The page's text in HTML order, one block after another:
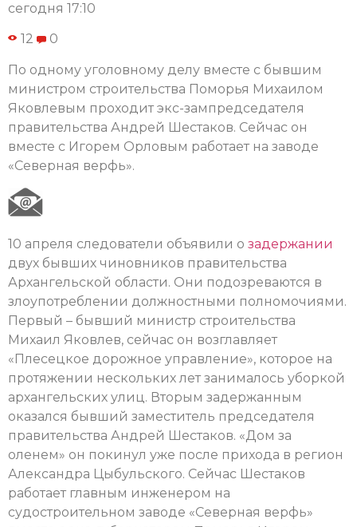
сегодня 17:10
12 0
По одному уголовному делу вместе с бывшим
министром строительства Поморья Михаилом
Яковлевым проходит экс-зампредседателя
правительства Андрей Шестаков. Сейчас он
вместе с Игорем Орловым работает на заводе
«Северная верфь».
10 апреля следователи объявили о задержании
двух бывших чиновников правительства
Архангельской области. Они подозреваются в
злоупотреблении должностными полномочиями.
Первый – бывший министр строительства
Михаил Яковлев, сейчас он возглавляет
«Плесецкое дорожное управление», которое на
протяжении нескольких лет занималось уборкой
архангельских улиц. Вторым задержанным
оказался бывший заместитель председателя
правительства Андрей Шестаков. «Дом за
оленем» он покинул уже после прихода в регион
Александра Цыбульского. Сейчас Шестаков
работает главным инженером на
судостроительном заводе «Северная верфь»